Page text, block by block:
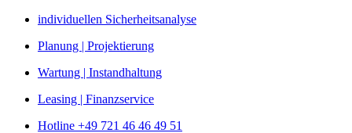
Zum
springen
individuellen Sicherheitsanalyse
Planung | Projektierung
Wartung | Instandhaltung
Leasing | Finanzservice
Hotline +49 721 46 46 49 51